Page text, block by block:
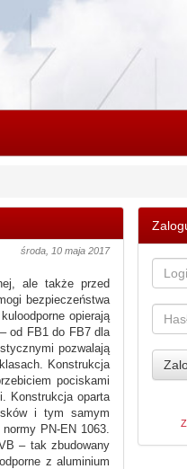
środa, 10 maja 2017
ale także przed
bezpieczeństwa
opierają
od FB1 do FB7 dla
pozwalają
Konstrukcja
pociskami
Konstrukcja oparta
i tym samym
PN-EN 1063.
– tak zbudowany
z aluminium